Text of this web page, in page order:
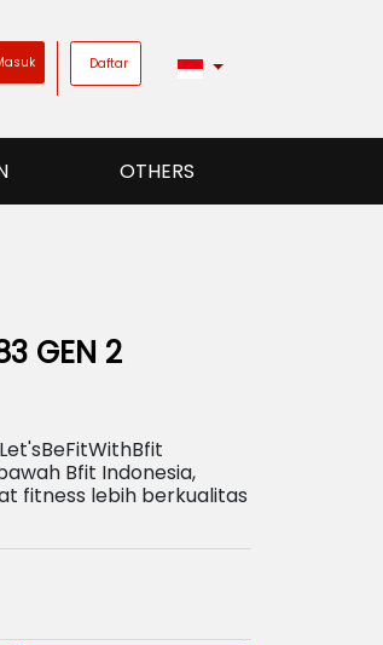
Daftar
OTHERS
GEN 2
Bfit Indonesia,
fitness lebih berkualitas